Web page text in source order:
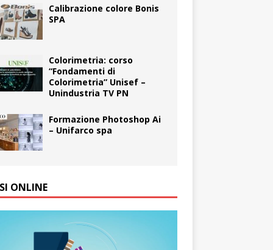
Calibrazione colore Bonis
SPA
Colorimetria: corso
“Fondamenti di
Colorimetria” Unisef –
Unindustria TV PN
Formazione Photoshop Ai
– Unifarco spa
ONLINE